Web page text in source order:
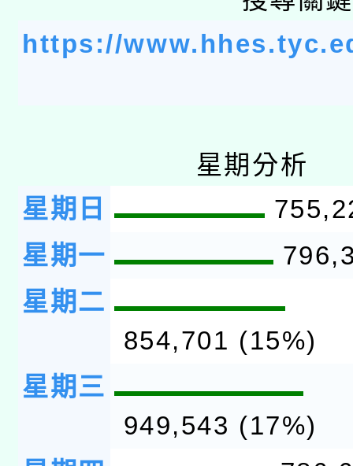
https://
星期分析
星期日
星期一
星期二
854,701 (15%)
星期三
949,543 (17%)